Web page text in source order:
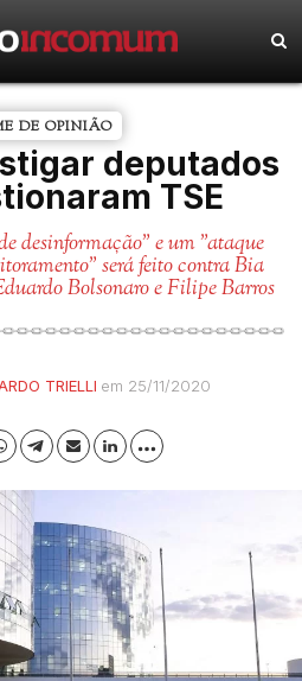
DE OPINIÃO
deputados
TSE
desinformação" e um "ataque
será feito contra Bia
Bolsonaro e Filipe Barros
TRIELLI em 25/11/2020